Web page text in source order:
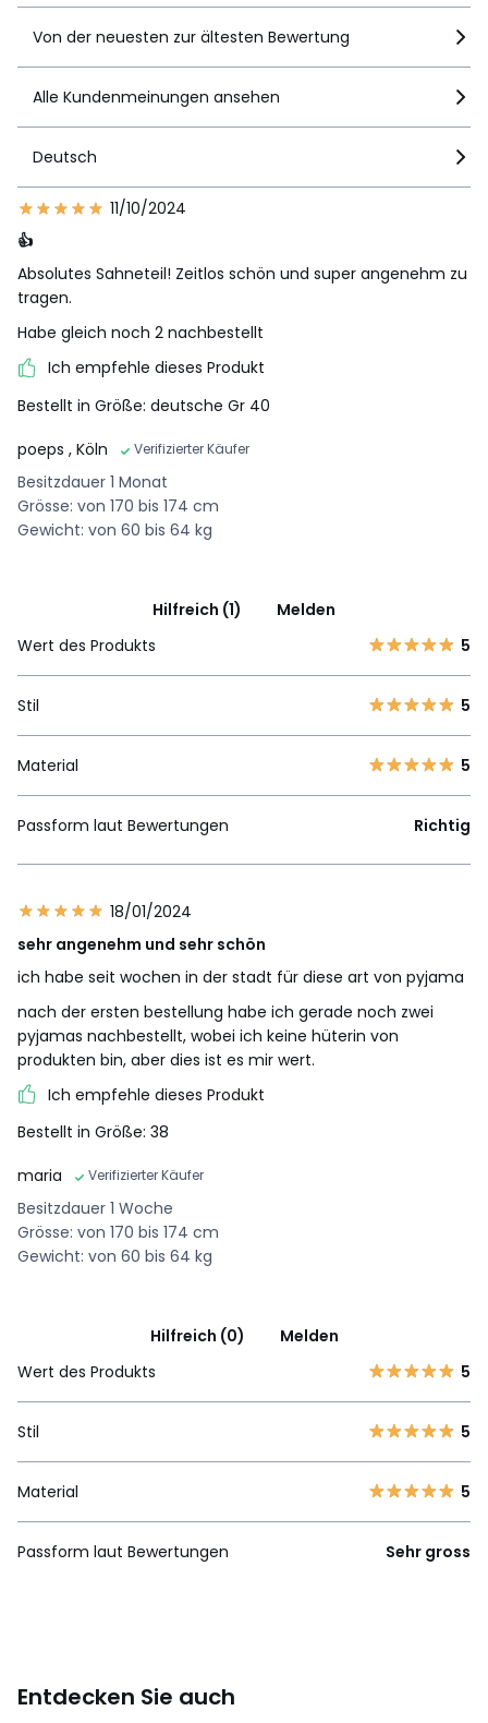
Von der neuesten zur ältesten Bewertung
Alle Kundenmeinungen ansehen
Deutsch
11/10/2024
👍
Absolutes Sahneteil! Zeitlos schön und super angenehm zu
tragen.
Habe gleich noch 2 nachbestellt
Ich empfehle dieses Produkt
Bestellt in Größe: deutsche Gr 40
poeps , Köln Verifizierter Käufer
Besitzdauer 1 Monat
Grösse: von 170 bis 174 cm
Gewicht: von 60 bis 64 kg
Hilfreich (1)
Melden
Wert des Produkts
5
Stil 5
Material 5
Passform laut Bewertungen Richtig
18/01/2024
sehr angenehm und sehr schön
ich habe seit wochen in der stadt für diese art von pyjama
nach der ersten bestellung habe ich gerade noch zwei
pyjamas nachbestellt, wobei ich keine hüterin von
produkten bin, aber dies ist es mir wert.
Ich empfehle dieses Produkt
Bestellt in Größe: 38
maria
Verifizierter Käufer
Besitzdauer 1 Woche
Grösse: von 170 bis 174 cm
Gewicht: von 60 bis 64 kg
Hilfreich (0)
Melden
Wert des Produkts
5
Stil 5
Material 5
Passform laut Bewertungen Sehr gross
Entdecken Sie auch